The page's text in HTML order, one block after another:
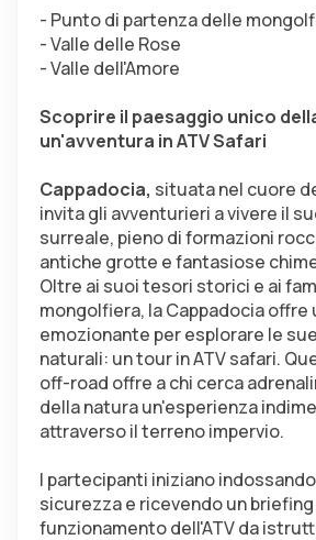
- Punto di partenza delle
- Valle delle Rose
- Valle dell'Amore
Scoprire il paesaggio unico
un'avventura in ATV Safari
Cappadocia, situata nel cuore
invita gli avventurieri a vivere il
surreale, pieno di formazioni
antiche grotte e fantasiose
Oltre ai suoi tesori storici e ai
mongolfiera, la Cappadocia offre
emozionante per esplorare le
naturali: un tour in ATV safari.
off-road offre a chi cerca
della natura un'esperienza
attraverso il terreno impervio.
I partecipanti iniziano
sicurezza e ricevendo un
funzionamento dell'ATV da